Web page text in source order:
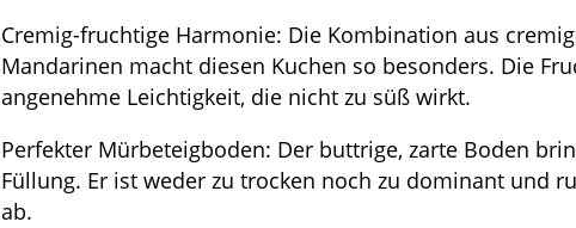
Cremig-fruchtige Harmonie: Die Kombination aus
Mandarinen macht diesen Kuchen so besonders. Die
angenehme Leichtigkeit, die nicht zu süß wirkt.
Perfekter Mürbeteigboden: Der buttrige, zarte Boden
Füllung. Er ist weder zu trocken noch zu dominant und
ab.